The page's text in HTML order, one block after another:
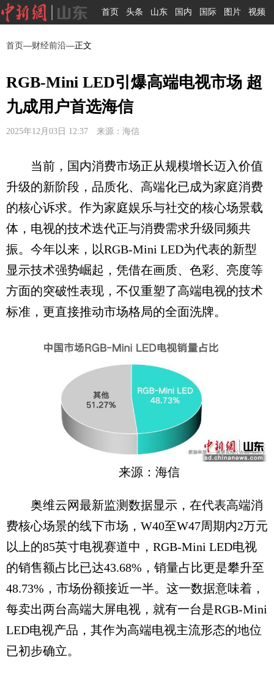
首页 头条 山东 国内 国际 图片 视频
首页—财经前沿—正文
RGB-Mini LED引爆高端电视市场 超
九成用户首选海信
2025年12月03日 12:37 来源：海信
当前，国内消费市场正从规模增长迈入价值
升级的新阶段，品质化、高端化已成为家庭消费
的核心诉求。作为家庭娱乐与社交的核心场景载
体，电视的技术迭代正与消费需求升级同频共
振。今年以来，以RGB-Mini LED为代表的新型
显示技术强势崛起，凭借在画质、色彩、亮度等
方面的突破性表现，不仅重塑了高端电视的技术
标准，更直接推动市场格局的全面洗牌。
来源：海信
奥维云网最新监测数据显示，在代表高端消
费核心场景的线下市场，W40至W47周期内2万元
以上的85英寸电视赛道中，RGB-Mini LED电视
的销售额占比已达43.68%，销量占比更是攀升至
48.73%，市场份额接近一半。这一数据意味着，
每卖出两台高端大屏电视，就有一台是RGB-Mini
LED电视产品，其作为高端电视主流形态的地位
已初步确立。